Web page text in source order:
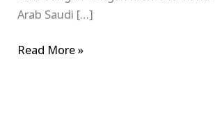
Arab Saudi […]
Read More »